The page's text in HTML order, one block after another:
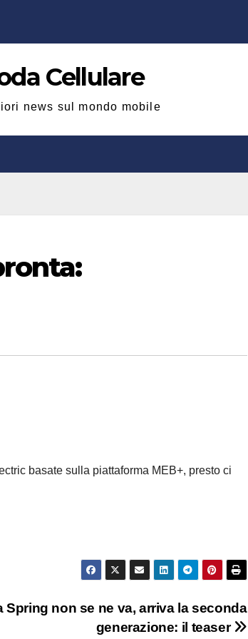
Cellulare
news sul mondo mobile
basate sulla piattaforma MEB+, presto ci
Spring non se ne va, arriva la seconda
generazione: il teaser